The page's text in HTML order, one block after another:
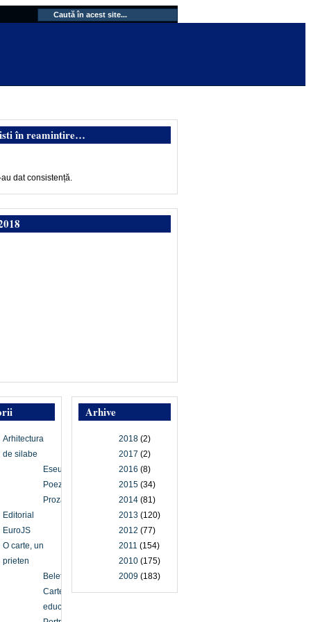
în reamintire…
dat consistență.
Arhive
2018 (2)
2017 (2)
2016 (8)
2015 (34)
2014 (81)
2013 (120)
2012 (77)
2011 (154)
2010 (175)
2009 (183)
Arhitectura
de silabe
Eseu
Poezie
Proză
Editorial
EuroJS
O carte, un
prieten
Beletristică
Carte
educațională